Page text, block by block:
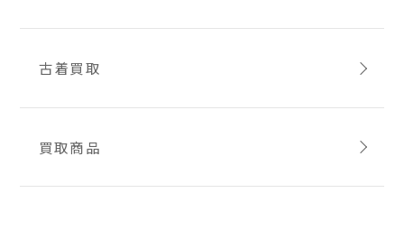
古着買取
買取商品